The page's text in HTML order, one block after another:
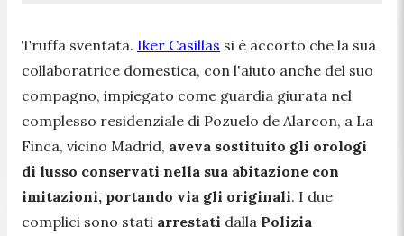
Truffa sventata. Iker Casillas si è accorto che la sua
collaboratrice domestica, con l'aiuto anche del suo
compagno, impiegato come guardia giurata nel
complesso residenziale di Pozuelo de Alarcon, a La
Finca, vicino Madrid, aveva sostituito gli orologi
di lusso conservati nella sua abitazione con
imitazioni, portando via gli originali. I due
complici sono stati arrestati dalla Polizia